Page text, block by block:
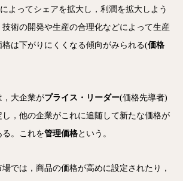
よってシェアを拡大し，利潤を拡大しよう
技術の開発や生産の合理化などによって生産
は下がりにくくなる傾向がみられる(価格
，大企業がプライス・リーダー(価格先導者)
し，他の企業がこれに追随して新たな価格が
。これを管理価格という。
では，商品の価格が高めに設定されたり，